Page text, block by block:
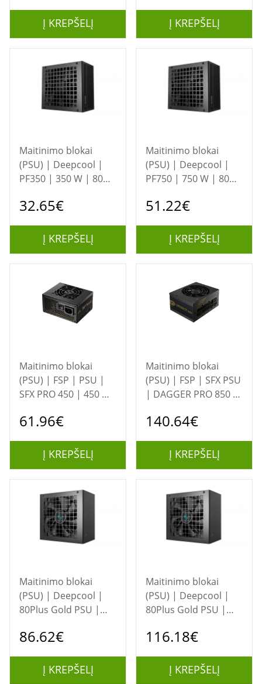
Į KREPŠELĮ Į KREPŠELĮ
Maitinimo blokai
(PSU) | Deepcool |
PF350 | 350 W | 80
Certified | Black
32.65€
Į KREPŠELĮ
Maitinimo blokai
(PSU) | Deepcool |
PF750 | 750 W | 80
Certified | Black
51.22€
Į KREPŠELĮ
Maitinimo blokai
(PSU) | FSP | PSU |
SFX PRO 450 | 450 W
61.96€
Į KREPŠELĮ
Maitinimo blokai
(PSU) | FSP | SFX PSU
| DAGGER PRO 850 |
140.64€
Į KREPŠELĮ
Maitinimo blokai
(PSU) | Deepcool |
80Plus Gold PSU |
86.62€
Į KREPŠELĮ
Maitinimo blokai
(PSU) | Deepcool |
80Plus Gold PSU |
116.18€
Į KREPŠELĮ